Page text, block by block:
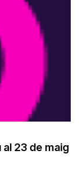
al 23 de maig